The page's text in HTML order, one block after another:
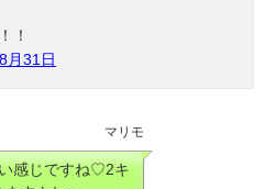
！
月31日
マリモ
感じですね♡2キ